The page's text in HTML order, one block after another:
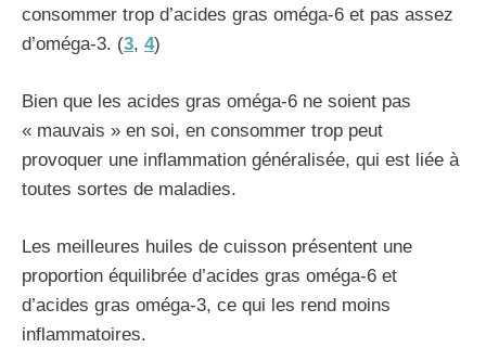
consommer trop d’acides gras oméga-6 et pas assez
d’oméga-3. (3, 4)
Bien que les acides gras oméga-6 ne soient pas
« mauvais » en soi, en consommer trop peut
provoquer une inflammation généralisée, qui est liée à
toutes sortes de maladies.
Les meilleures huiles de cuisson présentent une
proportion équilibrée d’acides gras oméga-6 et
d’acides gras oméga-3, ce qui les rend moins
inflammatoires.